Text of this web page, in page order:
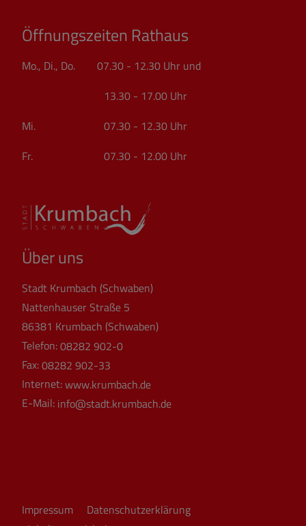
Öffnungszeiten Rathaus
Mo., Di., Do. 07.30 - 12.30 Uhr und
13.30 - 17.00 Uhr
Mi. 07.30 - 12.30 Uhr
Fr. 07.30 - 12.00 Uhr
Über uns
Stadt Krumbach (Schwaben)
Nattenhauser Straße 5
86381 Krumbach (Schwaben)
Telefon:08282 902-0
Fax:08282 902-33
Internet:www.krumbach.de
E-Mail: info@stadt.krumbach.de
Impressum
Datenschutzerklärung